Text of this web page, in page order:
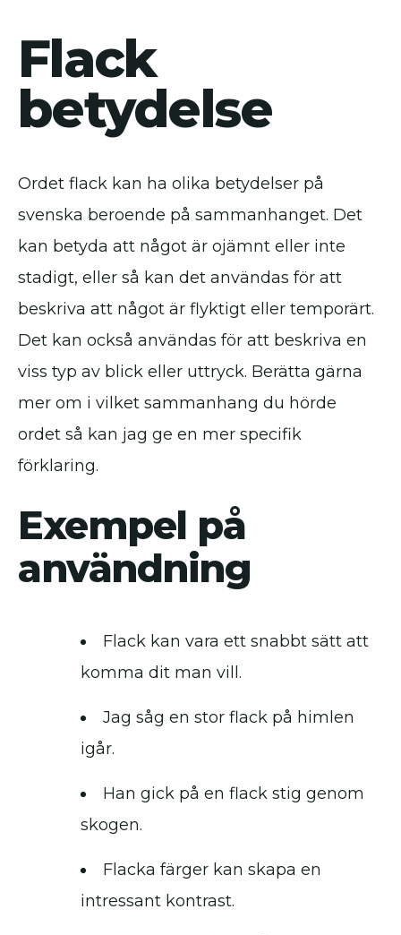
Flack
betydelse
Ordet flack kan ha olika betydelser på
svenska beroende på sammanhanget. Det
kan betyda att något är ojämnt eller inte
stadigt, eller så kan det användas för att
beskriva att något är flyktigt eller temporärt.
Det kan också användas för att beskriva en
viss typ av blick eller uttryck. Berätta gärna
mer om i vilket sammanhang du hörde
ordet så kan jag ge en mer specifik
förklaring.
Exempel på
användning
Flack kan vara ett snabbt sätt att
komma dit man vill.
Jag såg en stor flack på himlen
igår.
Han gick på en flack stig genom
skogen.
Flacka färger kan skapa en
intressant kontrast.